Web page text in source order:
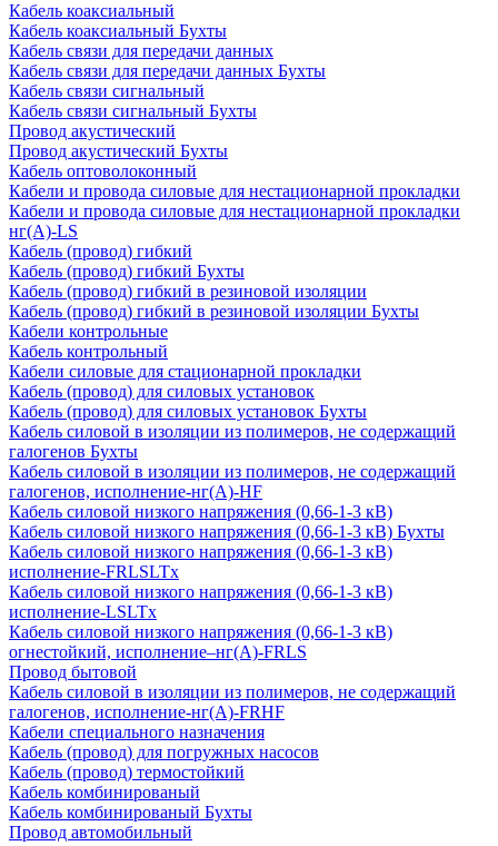
Кабель коаксиальный
Кабель коаксиальный Бухты
Кабель связи для передачи данных
Кабель связи для передачи данных Бухты
Кабель связи сигнальный
Кабель связи сигнальный Бухты
Провод акустический
Провод акустический Бухты
Кабель оптоволоконный
Кабели и провода силовые для нестационарной прокладки
Кабели и провода силовые для нестационарной прокладки
нг(А)-LS
Кабель (провод) гибкий
Кабель (провод) гибкий Бухты
Кабель (провод) гибкий в резиновой изоляции
Кабель (провод) гибкий в резиновой изоляции Бухты
Кабели контрольные
Кабель контрольный
Кабели силовые для стационарной прокладки
Кабель (провод) для силовых установок
Кабель (провод) для силовых установок Бухты
Кабель силовой в изоляции из полимеров, не содержащий
галогенов Бухты
Кабель силовой в изоляции из полимеров, не содержащий
галогенов, исполнение-нг(А)-HF
Кабель силовой низкого напряжения (0,66-1-3 кВ)
Кабель силовой низкого напряжения (0,66-1-3 кВ) Бухты
Кабель силовой низкого напряжения (0,66-1-3 кВ)
исполнение-FRLSLTx
Кабель силовой низкого напряжения (0,66-1-3 кВ)
исполнение-LSLTx
Кабель силовой низкого напряжения (0,66-1-3 кВ)
огнестойкий, исполнение–нг(А)-FRLS
Провод бытовой
Кабель силовой в изоляции из полимеров, не содержащий
галогенов, исполнение-нг(А)-FRHF
Кабели специального назначения
Кабель (провод) для погружных насосов
Кабель (провод) термостойкий
Кабель комбинированый
Кабель комбинированый Бухты
Провод автомобильный